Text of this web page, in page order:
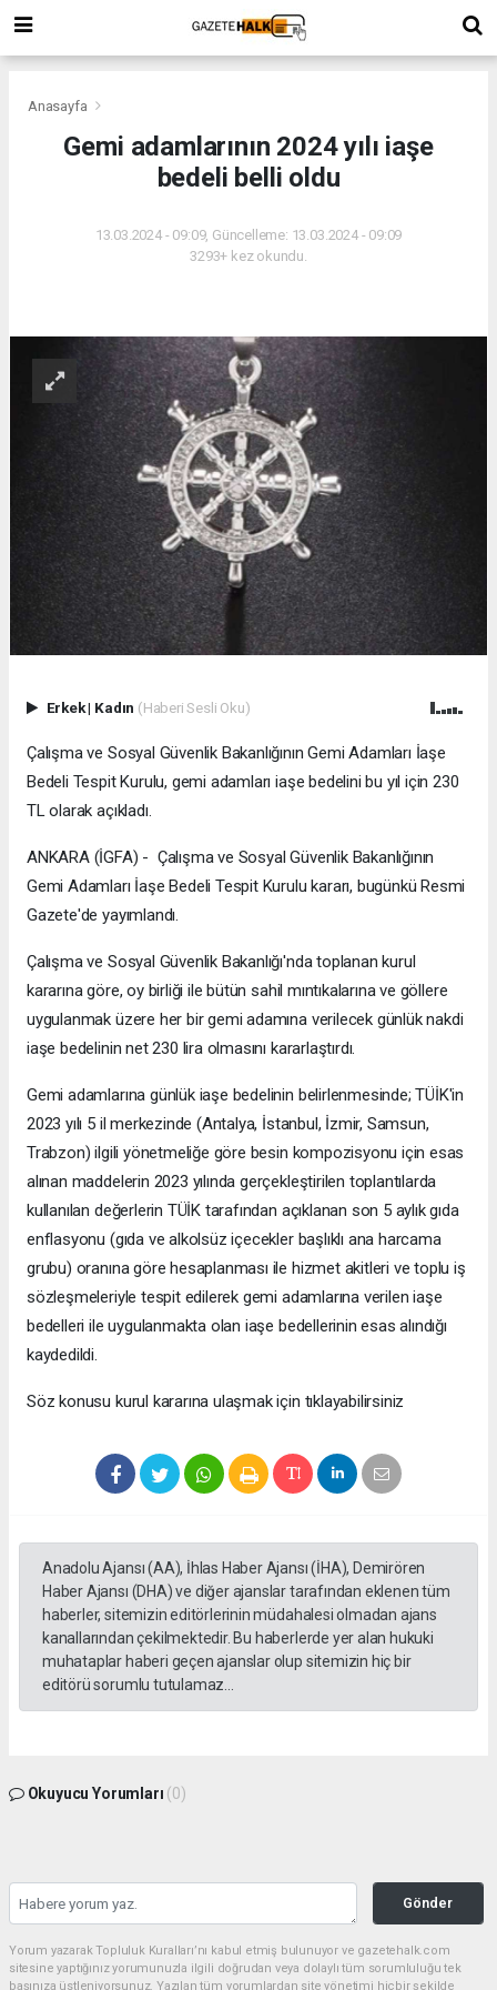
Anasayfa
Gemi adamlarının 2024 yılı iaşe
bedeli belli oldu
13.03.2024 - 09:09, Güncelleme: 13.03.2024 - 09:09
3293+ kez okundu.
Erkek| Kadın (Haberi Sesli Oku)
Çalışma ve Sosyal Güvenlik Bakanlığının Gemi Adamları İaşe
Bedeli Tespit Kurulu, gemi adamları iaşe bedelini bu yıl için 230
TL olarak açıkladı.
ANKARA (İGFA) - Çalışma ve Sosyal Güvenlik Bakanlığının
Gemi Adamları İaşe Bedeli Tespit Kurulu kararı, bugünkü Resmi
Gazete'de yayımlandı.
Çalışma ve Sosyal Güvenlik Bakanlığı'nda toplanan kurul
kararına göre, oy birliği ile bütün sahil mıntıkalarına ve göllere
uygulanmak üzere her bir gemi adamına verilecek günlük nakdi
iaşe bedelinin net 230 lira olmasını kararlaştırdı.
Gemi adamlarına günlük iaşe bedelinin belirlenmesinde; TÜİK'in
2023 yılı 5 il merkezinde (Antalya, İstanbul, İzmir, Samsun,
Trabzon) ilgili yönetmeliğe göre besin kompozisyonu için esas
alınan maddelerin 2023 yılında gerçekleştirilen toplantılarda
kullanılan değerlerin TÜİK tarafından açıklanan son 5 aylık gıda
enflasyonu (gıda ve alkolsüz içecekler başlıklı ana harcama
grubu) oranına göre hesaplanması ile hizmet akitleri ve toplu iş
sözleşmeleriyle tespit edilerek gemi adamlarına verilen iaşe
bedelleri ile uygulanmakta olan iaşe bedellerinin esas alındığı
kaydedildi.
Söz konusu kurul kararına ulaşmak için tıklayabilirsiniz
Anadolu Ajansı (AA), İhlas Haber Ajansı (İHA), Demirören
Haber Ajansı (DHA) ve diğer ajanslar tarafından eklenen tüm
haberler, sitemizin editörlerinin müdahalesi olmadan ajans
kanallarından çekilmektedir. Bu haberlerde yer alan hukuki
muhataplar haberi geçen ajanslar olup sitemizin hiç bir
editörü sorumlu tutulamaz...
Okuyucu Yorumları (0)
Gönder
Yorum yazarak Topluluk Kuralları’nı kabul etmiş bulunuyor ve gazetehalk.com
sitesine yaptığınız yorumunuzla ilgili doğrudan veya dolaylı tüm sorumluluğu tek
başınıza üstleniyorsunuz. Yazılan tüm yorumlardan site yönetimi hiçbir şekilde